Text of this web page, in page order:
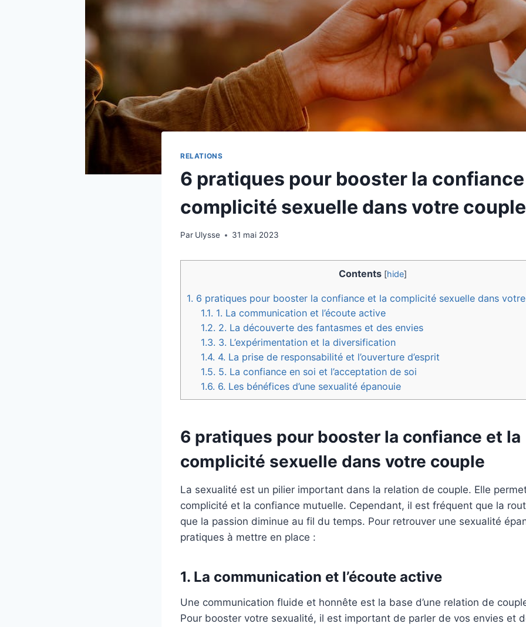
RELATIONS
6 pratiques pour booster la
complicité sexuelle dans votre couple
Par Ulysse 31 mai 2023
Contents [hide]
1. 6 pratiques pour booster la confiance et la complicité sexuelle dans
1.1. 1. La communication et l’écoute active
1.2. 2. La découverte des fantasmes et des envies
1.3. 3. L’expérimentation et la diversification
1.4. 4. La prise de responsabilité et l’ouverture d’esprit
1.5. 5. La confiance en soi et l’acceptation de soi
1.6. 6. Les bénéfices d’une sexualité épanouie
6 pratiques pour booster la confiance et la
complicité sexuelle dans votre couple
La sexualité est un pilier important dans la relation de couple. Elle
complicité et la confiance mutuelle. Cependant, il est fréquent que la
que la passion diminue au fil du temps. Pour retrouver une sexualité
pratiques à mettre en place :
1. La communication et l’écoute active
Une communication fluide et honnête est la base d’une relation de
Pour booster votre sexualité, il est important de parler de vos envies et